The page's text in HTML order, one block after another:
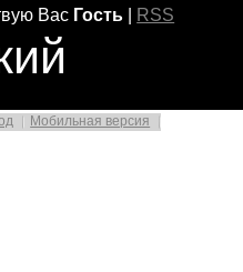
Вас Гость RSS
Мобильная версия